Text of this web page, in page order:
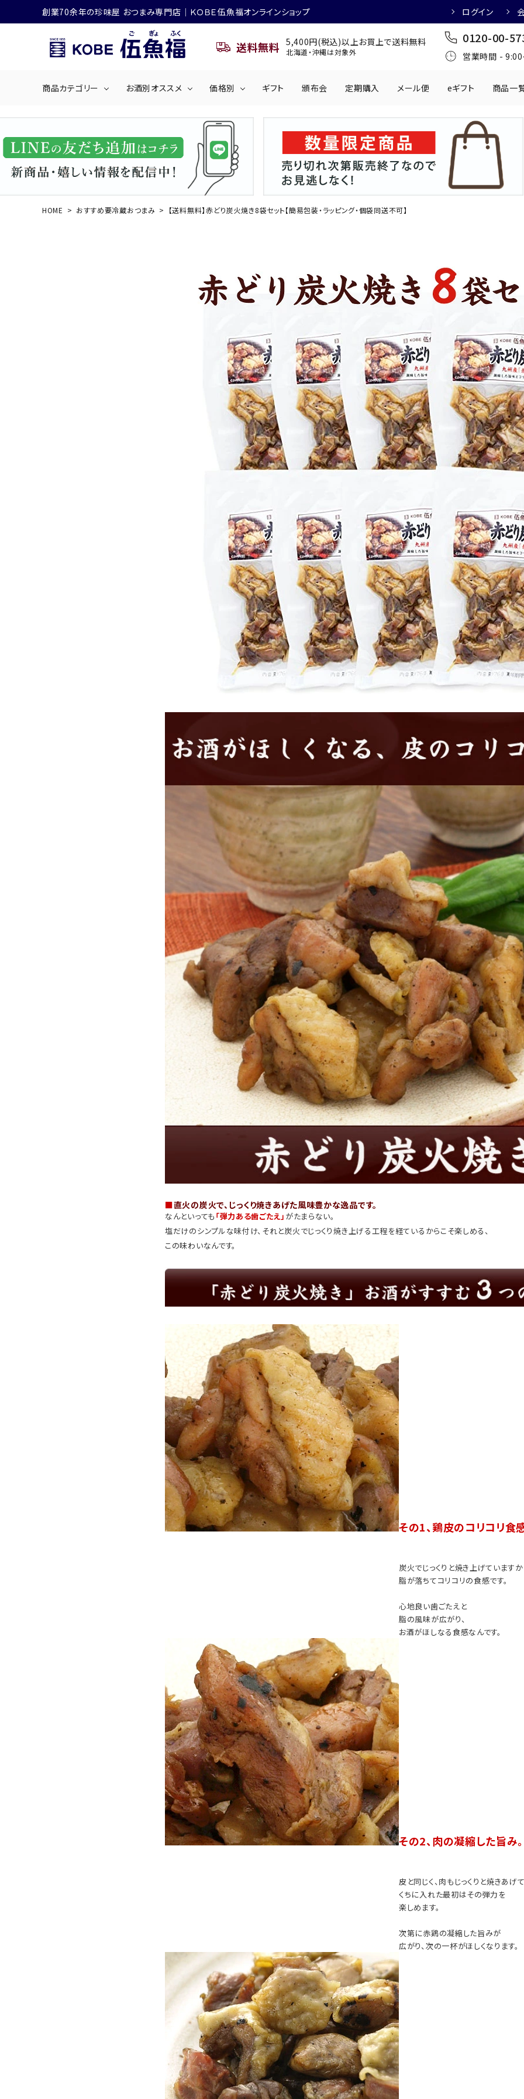
創業70余年の珍味屋 おつまみ専門店│ＫＯＢＥ伍魚福オンラインショップ ログイン
送料無料 5,400円(税込)以上お買上で送料無料
北海道・沖縄は対象外
0120-00-
営業時間 - 9:00
商品カテゴリー
くぎ煮 海産物 乳製品 かわきもの
佃煮・ごはんのおとも 丸う
お酒別オススメ
日本酒におす
価格別
501円～1,000円 1,001円～2,000円 2,001円
4,001円～5,000円 5,001円～
ギフト 頒布会 定期購入 メール便 eギフト 商品一
ACCOUNT MENU
ログイン 会員登録
HOME おすすめ要冷蔵おつまみ 【送料無料】赤どり炭火焼き8袋セット【簡易包装・ラッピング・個袋同送不可】
■直火の炭火で、じっくり焼きあげた風味豊かな逸品です。
なんといっても 「弾力ある歯ごたえ」 がたまらない。
塩だけのシンプルな味付け、それと炭火でじっくり焼き上げる工程を経ているからこそ楽しめる、
この味わいなんです。
その1、鶏皮のコリコリ食
炭火でじっくりと焼き上げていますか
脂が落ちてコリコリの食感です。
心地良い歯ごたえと
脂の風味が広がり、
お酒がほしなる食感なんです。
その2、肉の凝縮した旨み。
皮と同じく、肉もじっくりと焼きあげ
くちに入れた最初はその弾力を
楽しめます。
次第に赤鶏の凝縮した旨みが
広がり、次の一杯がほしくなります。